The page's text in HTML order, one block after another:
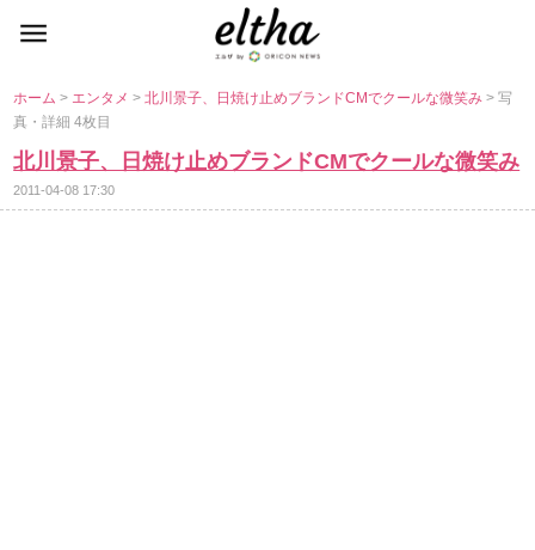
ホーム> エンタメ>北川景子、日焼け止めブランドCMでクールな微笑み> 写
真・詳細 4枚目
北川景子、日焼け止めブランドCMでクールな微笑み
2011-04-08 17:30